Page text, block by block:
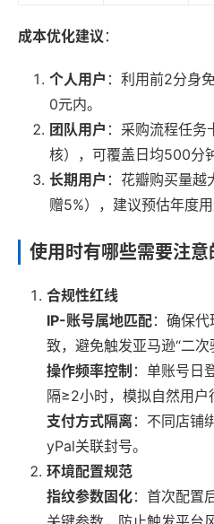
成本优化建议 ：
个人用户 ：利用前2分身
0元内。
团队用户 ：采购流程任
核），可覆盖日均500分
长期用户 ：花瓣购买量越
赠5%），建议预估年度用
使用时有哪些需要注意
合规性红线
IP-账号属地匹配：确保
致，避免触发亚马逊“二次
操作频率控制 ：单账号日
隔≥2小时，模拟自然用户
支付方式隔离：不同店铺
yPal关联封号。
环境配置规范
指纹参数固化：首次配置